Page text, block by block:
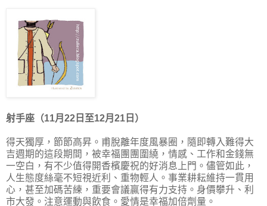
射手座（11月22日至12月21日）
得天獨厚，節節高昇。甫脫離年度風暴圈，隨即轉入難得大
吉週期的這段期間，被幸福團團圍繞，情感、工作和金錢無
一空白，有不少值得開香檳慶祝的好消息上門。儘管如此，
人生態度絲毫不短視近利、重物輕人。事業耕耘維持一貫用
心，甚至加碼苦練，重要會議贏得有力支持。身價攀升、利
市大發。注意運動與飲食。愛情是幸福加倍劑量。